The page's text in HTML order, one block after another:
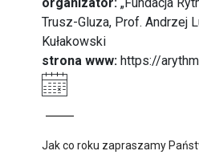
Trusz-Gluza, Prof. Andrzej
Kułakowski
strona www: https://
Jak co roku zapraszamy